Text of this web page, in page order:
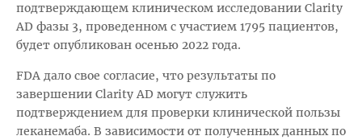
подтверждающем клиническом исследовании Clarity
AD фазы 3, проведенном с участием 1795 пациентов,
будет опубликован осенью 2022 года.
FDA дало свое согласие, что результаты по
завершении Clarity AD могут служить
подтверждением для проверки клинической пользы
леканемаба. В зависимости от полученных данных по